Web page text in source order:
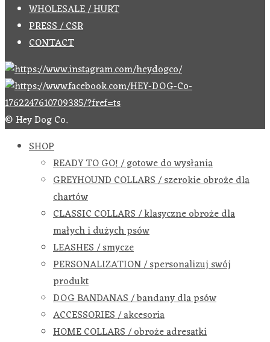
WHOLESALE / HURT
PRESS / CSR
CONTACT
© Hey Dog Co.
SHOP
READY TO GO! / gotowe do wysłania
GREYHOUND COLLARS / szerokie obroże dla
chartów
CLASSIC COLLARS / klasyczne obroże dla
małych i dużych psów
LEASHES / smycze
PERSONALIZATION / spersonalizuj swój
produkt
DOG BANDANAS / bandany dla psów
ACCESSORIES / akcesoria
HOME COLLARS / obroże adresatki